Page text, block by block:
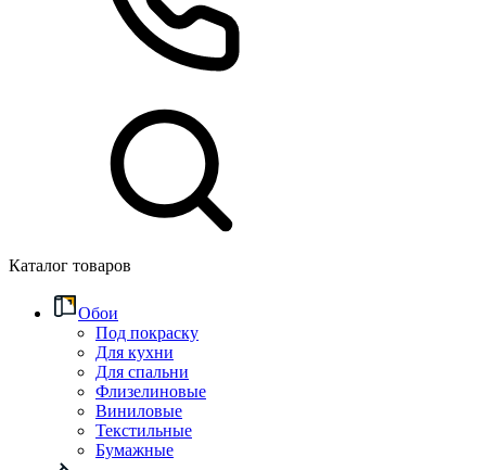
Каталог товаров
Обои
Под покраску
Для кухни
Для спальни
Флизелиновые
Виниловые
Текстильные
Бумажные